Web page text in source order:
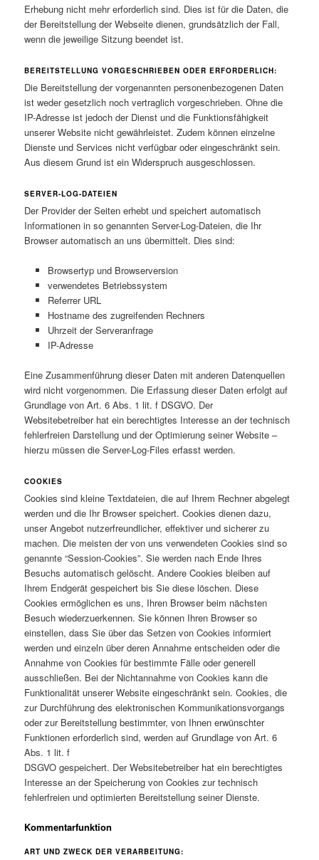
Erhebung nicht mehr erforderlich sind. Dies ist für die Daten, die
der Bereitstellung der Webseite dienen, grundsätzlich der Fall,
wenn die jeweilige Sitzung beendet ist.
BEREITSTELLUNG VORGESCHRIEBEN ODER ERFORDERLICH:
Die Bereitstellung der vorgenannten personenbezogenen Daten
ist weder gesetzlich noch vertraglich vorgeschrieben. Ohne die
IP-Adresse ist jedoch der Dienst und die Funktionsfähigkeit
unserer Website nicht gewährleistet. Zudem können einzelne
Dienste und Services nicht verfügbar oder eingeschränkt sein.
Aus diesem Grund ist ein Widerspruch ausgeschlossen.
SERVER-LOG-DATEIEN
Der Provider der Seiten erhebt und speichert automatisch
Informationen in so genannten Server-Log-Dateien, die Ihr
Browser automatisch an uns übermittelt. Dies sind:
Browsertyp und Browserversion
verwendetes Betriebssystem
Referrer URL
Hostname des zugreifenden Rechners
Uhrzeit der Serveranfrage
IP-Adresse
Eine Zusammenführung dieser Daten mit anderen Datenquellen
wird nicht vorgenommen. Die Erfassung dieser Daten erfolgt auf
Grundlage von Art. 6 Abs. 1 lit. f DSGVO. Der
Websitebetreiber hat ein berechtigtes Interesse an der technisch
fehlerfreien Darstellung und der Optimierung seiner Website –
hierzu müssen die Server-Log-Files erfasst werden.
COOKIES
Cookies sind kleine Textdateien, die auf Ihrem Rechner abgelegt
werden und die Ihr Browser speichert. Cookies dienen dazu,
unser Angebot nutzerfreundlicher, effektiver und sicherer zu
machen. Die meisten der von uns verwendeten Cookies sind so
genannte “Session-Cookies”. Sie werden nach Ende Ihres
Besuchs automatisch gelöscht. Andere Cookies bleiben auf
Ihrem Endgerät gespeichert bis Sie diese löschen. Diese
Cookies ermöglichen es uns, Ihren Browser beim nächsten
Besuch wiederzuerkennen. Sie können Ihren Browser so
einstellen, dass Sie über das Setzen von Cookies informiert
werden und einzeln über deren Annahme entscheiden oder die
Annahme von Cookies für bestimmte Fälle oder generell
ausschließen. Bei der Nichtannahme von Cookies kann die
Funktionalität unserer Website eingeschränkt sein. Cookies, die
zur Durchführung des elektronischen Kommunikationsvorgangs
oder zur Bereitstellung bestimmter, von Ihnen erwünschter
Funktionen erforderlich sind, werden auf Grundlage von Art. 6
Abs. 1 lit. f
DSGVO gespeichert. Der Websitebetreiber hat ein berechtigtes
Interesse an der Speicherung von Cookies zur technisch
fehlerfreien und optimierten Bereitstellung seiner Dienste.
Kommentarfunktion
ART UND ZWECK DER VERARBEITUNG: